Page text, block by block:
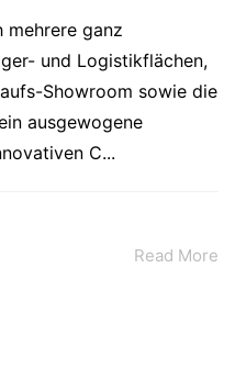
mehrere ganz
und Logistikflächen,
Showroom sowie die
ausgewogene
C...
Read More